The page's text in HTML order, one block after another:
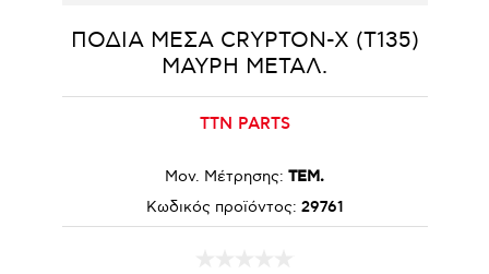
ΠΟΔΙΑ ΜΕΣΑ CRYPTON-X (T135)
ΜΑΥΡΗ ΜΕΤΑΛ.
TTN PARTS
Μον. Μέτρησης: ΤΕΜ.
Κωδικός προϊόντος: 29761